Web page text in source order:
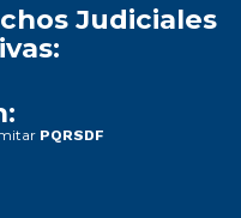
Judiciales
PQRSDF